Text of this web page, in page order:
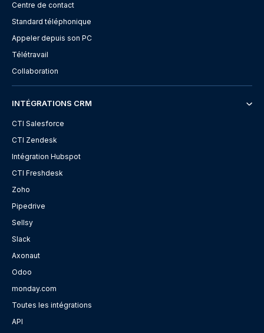
Centre de contact
Standard téléphonique
Appeler depuis son PC
Télétravail
Collaboration
INTÉGRATIONS CRM
CTI Salesforce
CTI Zendesk
Intégration Hubspot
CTI Freshdesk
Zoho
Pipedrive
Sellsy
Slack
Axonaut
Odoo
monday.com
Toutes les intégrations
API